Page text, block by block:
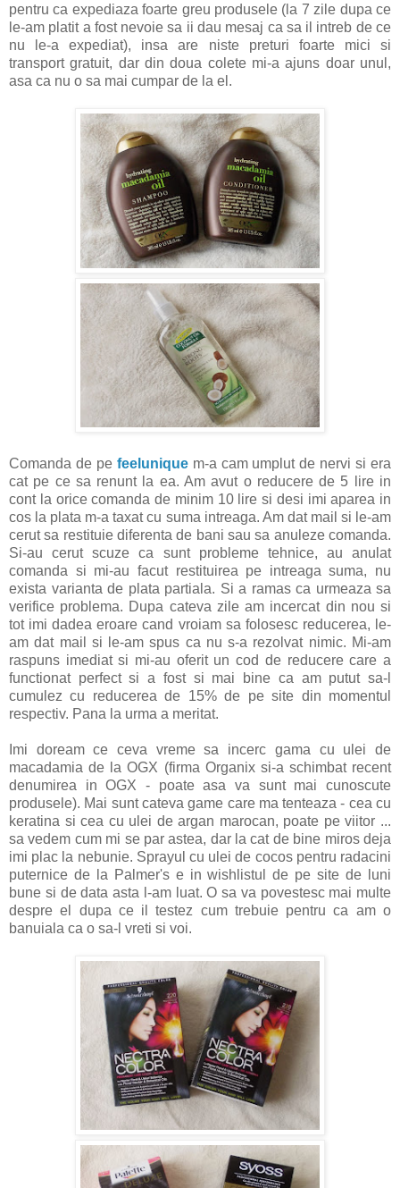
pentru ca expediaza foarte greu produsele (la 7 zile dupa ce
le-am platit a fost nevoie sa ii dau mesaj ca sa il intreb de ce
nu le-a expediat), insa are niste preturi foarte mici si
transport gratuit, dar din doua colete mi-a ajuns doar unul,
asa ca nu o sa mai cumpar de la el.
Comanda de pe feeluniquem-a cam umplut de nervi si era
cat pe ce sa renunt la ea. Am avut o reducere de 5 lire in
cont la orice comanda de minim 10 lire si desi imi aparea in
cos la plata m-a taxat cu suma intreaga. Am dat mail si le-am
cerut sa restituie diferenta de bani sau sa anuleze comanda.
Si-au cerut scuze ca sunt probleme tehnice, au anulat
comanda si mi-au facut restituirea pe intreaga suma, nu
exista varianta de plata partiala. Si a ramas ca urmeaza sa
verifice problema. Dupa cateva zile am incercat din nou si
tot imi dadea eroare cand vroiam sa folosesc reducerea, le-
am dat mail si le-am spus ca nu s-a rezolvat nimic. Mi-am
raspuns imediat si mi-au oferit un cod de reducere care a
functionat perfect si a fost si mai bine ca am putut sa-l
cumulez cu reducerea de 15% de pe site din momentul
respectiv. Pana la urma a meritat.
Imi doream ce ceva vreme sa incerc gama cu ulei de
macadamia de la OGX (firma Organix si-a schimbat recent
denumirea in OGX - poate asa va sunt mai cunoscute
produsele). Mai sunt cateva game care ma tenteaza - cea cu
keratina si cea cu ulei de argan marocan, poate pe viitor ...
sa vedem cum mi se par astea, dar la cat de bine miros deja
imi plac la nebunie. Sprayul cu ulei de cocos pentru radacini
puternice de la Palmer's e in wishlistul de pe site de luni
bune si de data asta l-am luat. O sa va povestesc mai multe
despre el dupa ce il testez cum trebuie pentru ca am o
banuiala ca o sa-l vreti si voi.